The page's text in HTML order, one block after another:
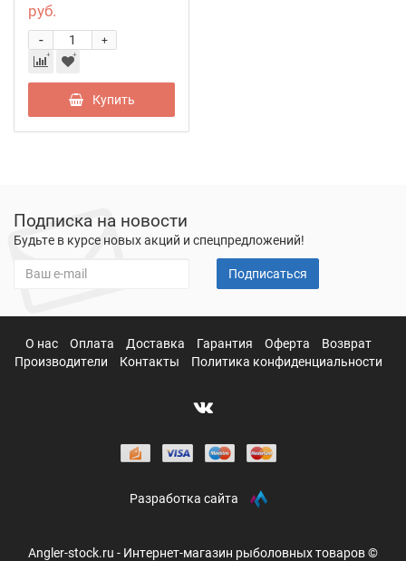
руб.
+
-
Купить
Подписка на новости
Будьте в курсе новых акций и спецпредложений!
Подписаться
О нас Оплата Доставка Гарантия Оферта
Возврат
Производители
Контакты Политика конфиденциальности
Разработка сайта
Angler-stock.ru - Интернет-магазин рыболовных товаров ©